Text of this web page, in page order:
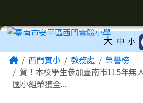
工具列 大 中 小
主內容區域
Home西門實小 教務處
榮譽榜
賀！本校學生參加臺南市115年無
國小組榮獲全...
頁尾區域